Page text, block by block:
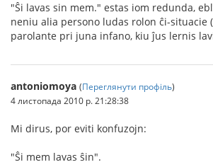
"Ŝi lavas sin mem." estas iom redunda,
neniu alia persono ludas rolon ĉi-situacie
parolante pri juna infano, kiu ĵus lernis
antoniomoya (Переглянути профіль)
4 листопада 2010 р. 21:28:38
Mi dirus, por eviti konfuzojn:
"Ŝi mem lavas ŝin".